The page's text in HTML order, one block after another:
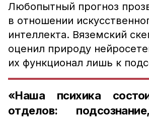
Любопытный прогноз
в отношении
интеллекта. Вяземский
оценил природу
их функционал лишь к
«Наша психика
отделов: